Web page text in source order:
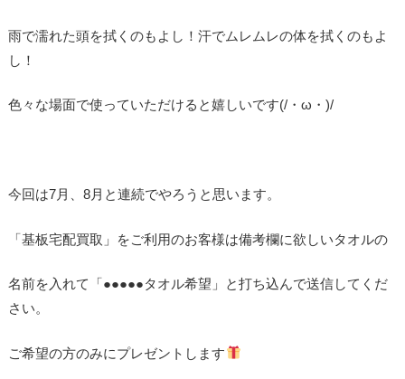
雨で濡れた頭を拭くのもよし！汗でムレムレの体を拭くのもよ
し！
色々な場面で使っていただけると嬉しいです(/・ω・)/
今回は7月、8月と連続でやろうと思います。
「基板宅配買取」をご利用のお客様は備考欄に欲しいタオルの
名前を入れて「●●●●●タオル希望」と打ち込んで送信してくだ
さい。
ご希望の方のみにプレゼントします